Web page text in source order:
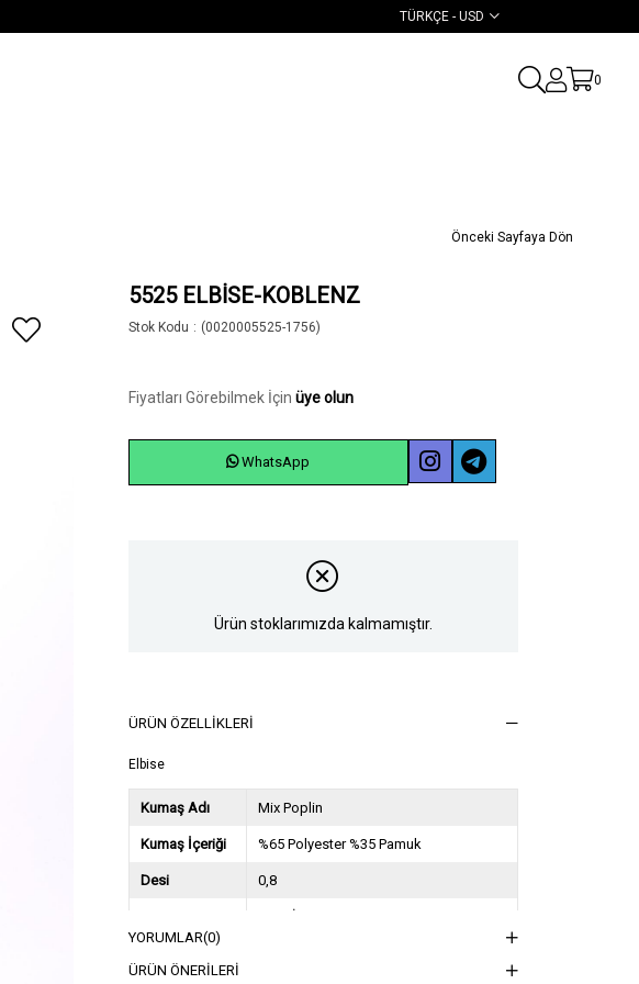
TÜRKÇE - USD
0
Önceki Sayfaya Dön
5525 ELBİSE-KOBLENZ
Stok Kodu (0020005525-1756)
Fiyatları Görebilmek İçin üye olun
WhatsApp
Ürün stoklarımızda kalmamıştır.
ÜRÜN ÖZELLIKLERI
Elbise
Kumaş Adı Mix Poplin
Kumaş İçeriği %65 Polyester %35 Pamuk
Desi 0,8
2024 İlkbahar Yaz
YORUMLAR(0)
ÜRÜN ÖNERILERI